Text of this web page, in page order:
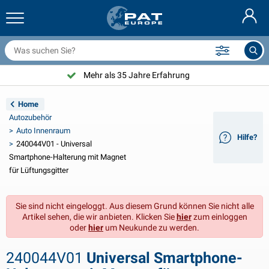
& Zubehör
beleuchtung
Beleuchtung Aspöck
LED
Innenraum
& Solarartikel
& 24V Zubehör
& Wohnmobil außenbereich
& Wohnmobil innenbereich
zubehör
zubehör
zubehör
und Beschläge
und Schäkel
Pflege
und Zubehör
& Feuer-Löschdecken
Freien
Produkten
Nederlands
English
Français
Svenska
Norsk
Dansk
Suomalainen
Mehr als 35 Jahre Erfahrung
Home
Autozubehör
Auto Innenraum
240044V01 - Universal
Smartphone-Halterung mit Magnet
für Lüftungsgitter
Hilfe?
Sie sind nicht eingeloggt. Aus diesem Grund können Sie nicht alle
Artikel sehen, die wir anbieten. Klicken Siehierzum einloggen
oderhier um Neukunde zu werden.
240044V01 Universal Smartphone-